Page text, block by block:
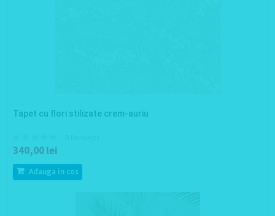
Tapet cu flori stilizate crem-auriu
340,00 lei
Adauga in cos